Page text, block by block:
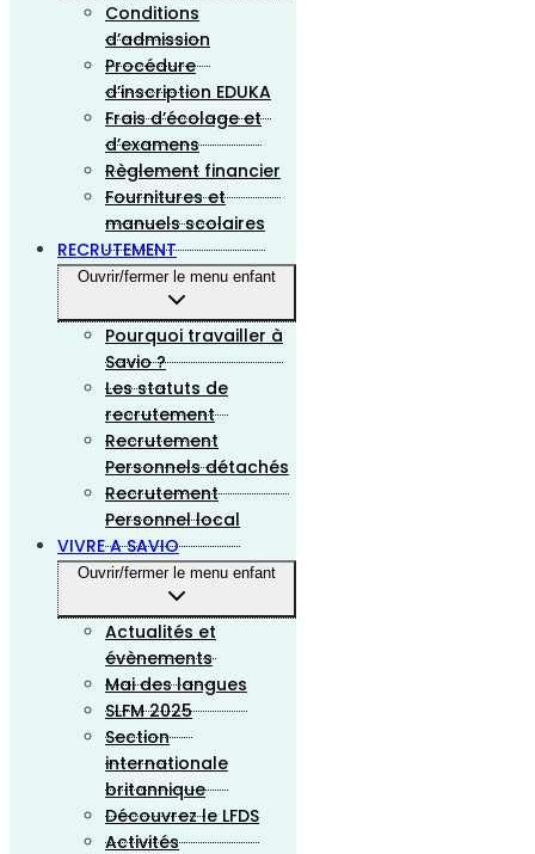
Conditions
d’admission
Procédure
d’inscription EDUKA
Frais d’écolage et
d’examens
Règlement financier
Fournitures et
manuels scolaires
RECRUTEMENT
Ouvrir/fermer le menu enfant
Pourquoi travailler à
Savio ?
Les statuts de
recrutement
Recrutement
Personnels détachés
Recrutement
Personnel local
VIVRE A SAVIO
Ouvrir/fermer le menu enfant
Actualités et
évènements
Mai des langues
SLFM 2025
Section
internationale
britannique
Découvrez le LFDS
Activités